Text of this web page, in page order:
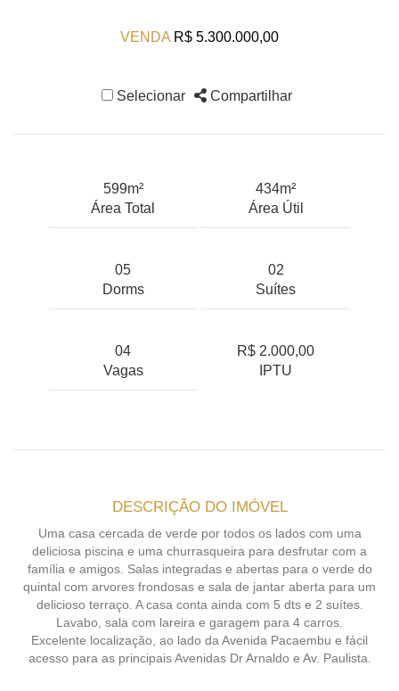
VENDA R$ 5.300.000,00
Selecionar Compartilhar
599m²
Área Total
434m²
Área Útil
05
Dorms
02
Suítes
04
Vagas
R$ 2.000,00
IPTU
DESCRIÇÃO DO IMÓVEL
Uma casa cercada de verde por todos os lados com uma
deliciosa piscina e uma churrasqueira para desfrutar com a
família e amigos. Salas integradas e abertas para o verde do
quintal com arvores frondosas e sala de jantar aberta para um
delicioso terraço. A casa conta ainda com 5 dts e 2 suítes.
Lavabo, sala com lareira e garagem para 4 carros.
Excelente localização, ao lado da Avenida Pacaembu e fácil
acesso para as principais Avenidas Dr Arnaldo e Av. Paulista.